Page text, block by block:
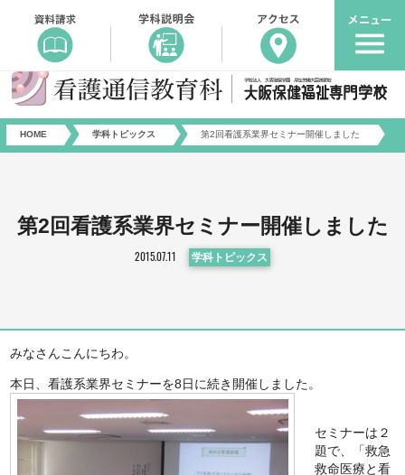
HOME 学科トピックス 第2回看護系業界セミナー開催しました
第2回看護系業界セミナー開催しました
2015.07.11 学科トピックス
みなさんこんにちわ。
本日、看護系業界セミナーを8日に続き開催しました。
セミナーは２
題で、「救急
救命医療と看